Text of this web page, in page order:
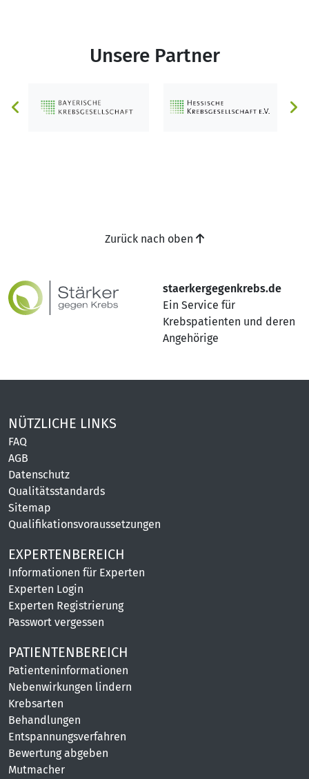
Unsere Partner
staerkergegenkrebs.de
Ein Service für
Krebspatienten und deren
Angehörige
Zurück nach oben
NÜTZLICHE LINKS
FAQ
AGB
Datenschutz
Qualitätsstandards
Sitemap
Qualifikationsvoraussetzungen
EXPERTENBEREICH
Informationen für Experten
Experten Login
Experten Registrierung
Passwort vergessen
PATIENTENBEREICH
Patienteninformationen
Nebenwirkungen lindern
Krebsarten
Behandlungen
Entspannungsverfahren
Bewertung abgeben
Mutmacher